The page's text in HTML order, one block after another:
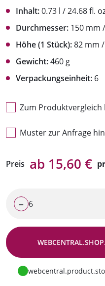
Inhalt:0.73 l / 24.68 fl.
Durchmesser: 150 mm
Höhe (1 Stück):82 mm
Gewicht:460 g
Verpackungseinheit: 6
Zum Produktvergleich
Muster zur Anfrage
Preis ab 15,60 €
–
Zur Anfrage